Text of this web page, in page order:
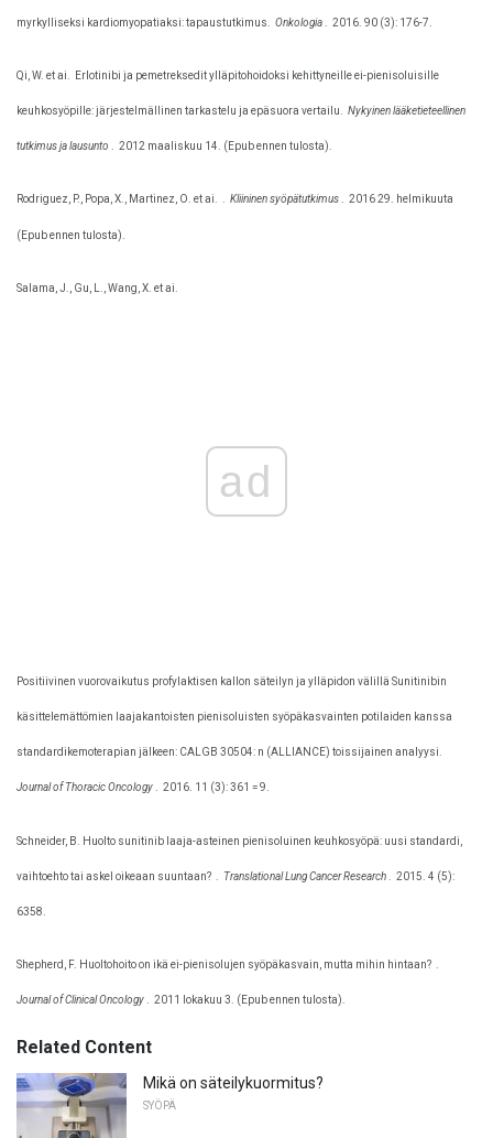
myrkylliseksi kardiomyopatiaksi: tapaustutkimus. Onkologia 2016. 90 (3): 176-7.
Qi, W. et ai. Erlotinibi ja pemetreksedit ylläpitohoidoksi kehittyneille ei-pienisoluisille
keuhkosyöpille: järjestelmällinen tarkastelu ja epäsuora vertailu. Nykyinen lääketieteellinen
tutkimus ja lausunto . 2012 maaliskuu 14. (Epub ennen tulosta).
Rodriguez, P., Popa, X., Martinez, O. et ai. . Kliininen syöpätutkimus. 2016 29. helmikuuta
(Epub ennen tulosta).
Salama, J., Gu, L., Wang, X. et ai.
ad
Positiivinen vuorovaikutus profylaktisen kallon säteilyn ja ylläpidon välillä Sunitinibin
käsittelemättömien laajakantoisten pienisoluisten syöpäkasvainten potilaiden kanssa
standardikemoterapian jälkeen: CALGB 30504: n (ALLIANCE) toissijainen analyysi.
Journal of Thoracic Oncology. 2016. 11 (3): 361 = 9.
Schneider, B. Huolto sunitinib laaja-asteinen pienisoluinen keuhkosyöpä: uusi standardi,
vaihtoehto tai askel oikeaan suuntaan? Translational Lung Cancer Research 2015. 4 (5):
6358.
Shepherd, F. Huoltohoito on ikä ei-pienisolujen syöpäkasvain, mutta mihin hintaan? .
Journal of Clinical Oncology. 2011 lokakuu 3. (Epub ennen tulosta).
Related Content
Mikä on säteilykuormitus?
SYÖPÄ